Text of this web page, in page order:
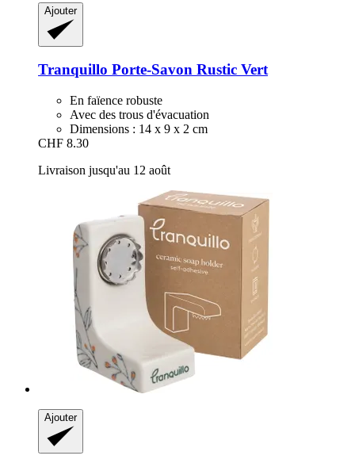
Ajouter
Tranquillo Porte-​Savon Rustic Vert
En faïence robuste
Avec des trous d'évacuation
Dimensions : 14 x 9 x 2 cm
CHF 8.30
Livraison jusqu'au 12 août
Ajouter